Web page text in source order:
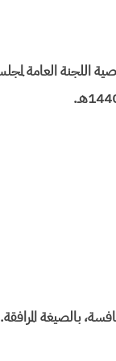
بالصيغة المرافقة.